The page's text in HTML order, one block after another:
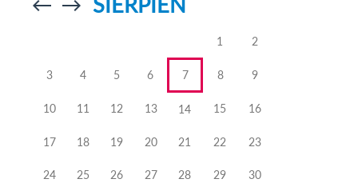
Przejdź doPrzejdź do
1 2
3 4 5 6 7 8 9
10 11 12 13 14 15 16
17 18 19 20 21 22 23
24 25 26 27 28 29 30